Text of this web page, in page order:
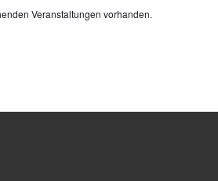
Veranstaltungen vorhanden.